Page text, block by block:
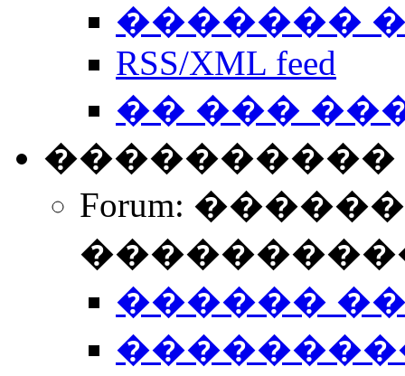
�������
RSS/XML feed
�� ���
����������
Forum:
������